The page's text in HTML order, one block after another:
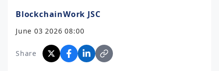
BlockchainWork JSC
June 03 2026 08:00
Share